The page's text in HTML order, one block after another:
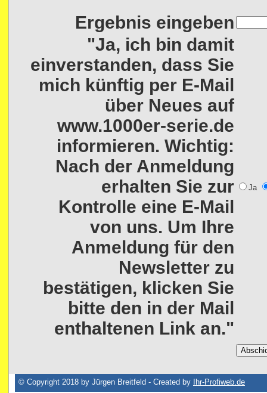
Ergebnis eingeben
"Ja, ich bin damit
einverstanden, dass Sie
mich künftig per E-Mail
über Neues auf
www.1000er-serie.de
informieren. Wichtig:
Nach der Anmeldung
erhalten Sie zur
Kontrolle eine E-Mail
von uns. Um Ihre
Anmeldung für den
Newsletter zu
bestätigen, klicken Sie
bitte den in der Mail
enthaltenen Link an."
Ja
© Copyright 2018 by Jürgen Breitfeld - Created by Ihr-Profiweb.de